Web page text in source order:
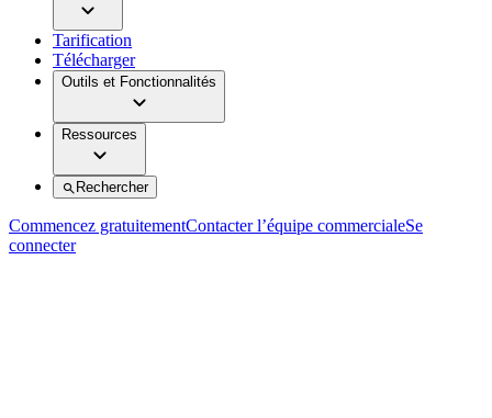
Tarification
Télécharger
Outils et Fonctionnalités
Ressources
Rechercher
Commencez gratuitementContacter l’équipe commercialeSe
connecter